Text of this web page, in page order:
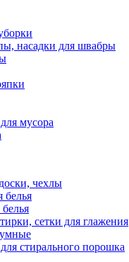
насадки для швабры
мусора
чехлы
сетки для глажения
стирального порошка